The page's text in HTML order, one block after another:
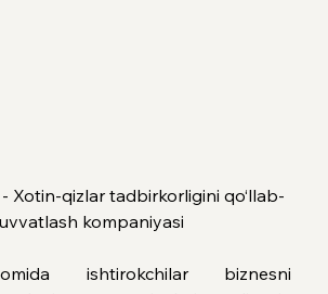
Xotin-qizlar tadbirkorligini qo‘llab-
kompaniyasi
ishtirokchilar biznesni